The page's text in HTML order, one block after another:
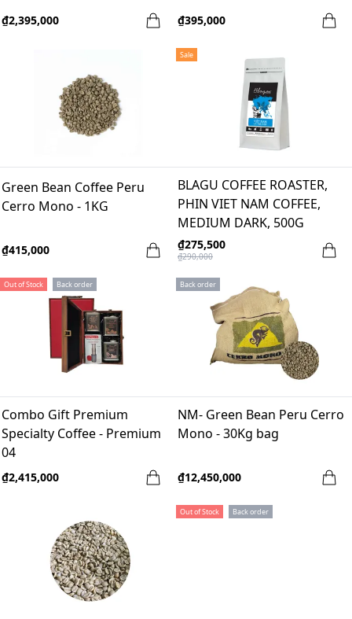
₫2,395,000 ₫395,000
Green Bean Coffee Peru
Cerro Mono - 1KG
₫415,000
Sale
BLAGU COFFEE ROASTER,
PHIN VIET NAM COFFEE,
MEDIUM DARK, 500G
₫275,500
₫290,000
Out of Stock Back order
Combo Gift Premium
Specialty Coffee - Premium
04
₫2,415,000
Back order
NM- Green Bean Peru Cerro
Mono - 30Kg bag
₫12,450,000
Out of Stock Back order